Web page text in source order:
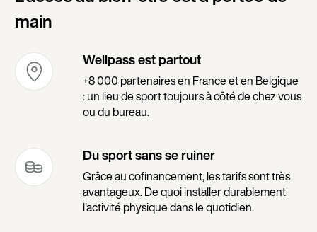
main
Wellpass est partout
+8 000 partenaires en France et en Belgique
: un lieu de sport toujours à côté de chez vous
ou du bureau.
Du sport sans se ruiner
Grâce au cofinancement, les tarifs sont très
avantageux. De quoi installer durablement
l'activité physique dans le quotidien.